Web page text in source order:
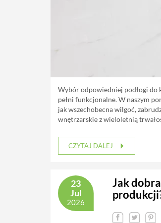
Wybór odpowiedniej podłogi do
pełni funkcjonalne. W naszym
jak wszechobecna wilgoć,
wnętrzarskie z wieloletnią
CZYTAJ DALEJ
23
Jul
2026
Jak